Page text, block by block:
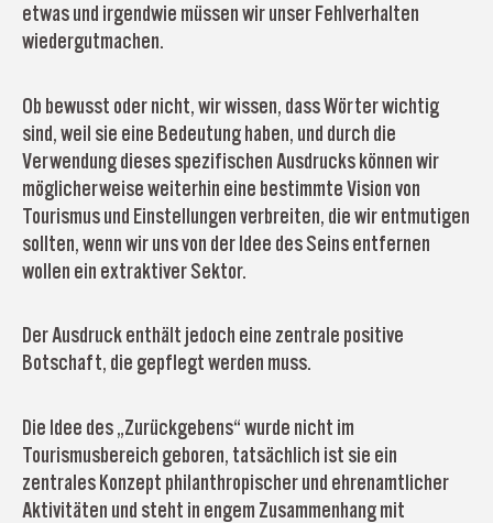
etwas und irgendwie müssen wir unser Fehlverhalten
wiedergutmachen.
Ob bewusst oder nicht, wir wissen, dass Wörter wichtig
sind, weil sie eine Bedeutung haben, und durch die
Verwendung dieses spezifischen Ausdrucks können wir
möglicherweise weiterhin eine bestimmte Vision von
Tourismus und Einstellungen verbreiten, die wir entmutigen
sollten, wenn wir uns von der Idee des Seins entfernen
wollen ein extraktiver Sektor.
Der Ausdruck enthält jedoch eine zentrale positive
Botschaft, die gepflegt werden muss.
Die Idee des „Zurückgebens“ wurde nicht im
Tourismusbereich geboren, tatsächlich ist sie ein
zentrales Konzept philanthropischer und ehrenamtlicher
Aktivitäten und steht in engem Zusammenhang mit